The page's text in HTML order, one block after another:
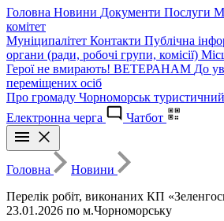
Головна Новини Документи Послуги
комітет
Муніципалітет Контакти Публічна
органи (ради, робочі групи, комісії)
Герої не вмирають! ВЕТЕРАНАМ До
переміщених осіб
Про громаду Чорноморськ туристичний
Електронна черга
Чатбот
Головна
Новини
Перелік робіт, виконаних КП
23.01.2026 по м.Чорноморську